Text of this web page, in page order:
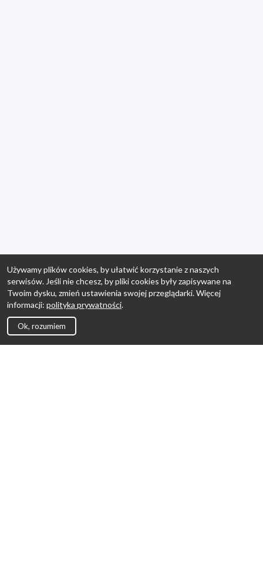
Używamy plików cookies, by ułatwić korzystanie z naszych
serwisów. Jeśli nie chcesz, by pliki cookies były zapisywane na
Twoim dysku, zmień ustawienia swojej przeglądarki. Więcej
informacji: polityka prywatności.
Ok, rozumiem